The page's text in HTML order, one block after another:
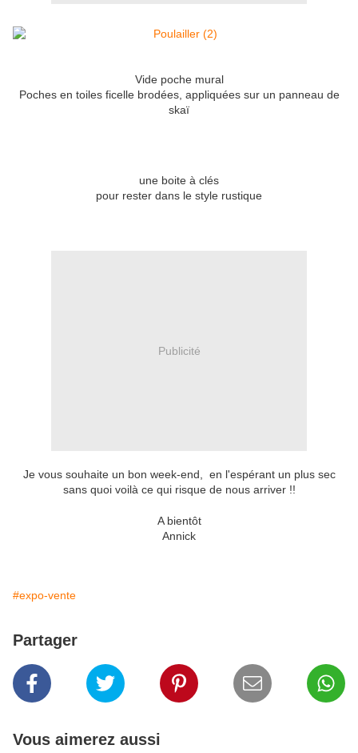
Vide poche mural
Poches en toiles ficelle brodées, appliquées sur un panneau de
skaï
une boite à clés
pour rester dans le style rustique
Publicité
Je vous souhaite un bon week-end, en l'espérant un plus sec
sans quoi voilà ce qui risque de nous arriver !!
A bientôt
Annick
#expo-vente
Partager
Vous aimerez aussi